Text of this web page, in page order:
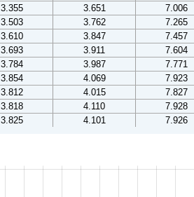
3.355 3.651
7.006
3.503 3.762
7.265
3.610 3.847
7.457
3.693 3.911
7.604
3.784 3.987
7.771
3.854 4.069
7.923
3.812 4.015
7.827
3.818 4.110
7.928
3.825 4.101 7.926